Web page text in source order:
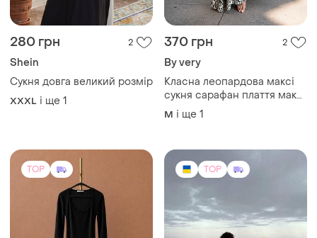
280 грн 2
Shein
Сукня довга великий розмір
XXXL і ще 1
370 грн 2
By very
Класна леопардова максі
сукня сарафан плаття максі
довга віскоза натуральна
легка широкі рукава
M і ще 1
TOP TOP